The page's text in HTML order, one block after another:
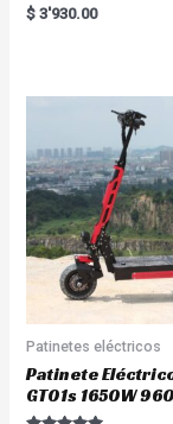
Rated
5.00
$ 3'930.00
Patinetes eléctricos
Patinete
GT01s 1650W